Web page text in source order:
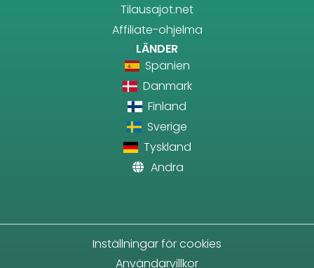
Tilausajot.net
Affiliate-ohjelma
LÄNDER
Spanien
Danmark
Finland
Sverige
Tyskland
Andra
Inställningar för cookies
Användarvillkor